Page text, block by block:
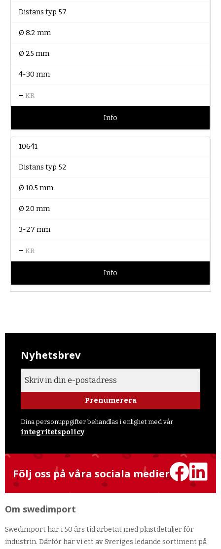
Distans typ 57
Ø 8.2 mm
Ø 25 mm
4-30 mm
– KR
Info
10641
Distans typ 52
Ø 10.5 mm
Ø 20 mm
3-27 mm
– KR
Info
Nyhetsbrev
Prenumerera
Dina personuppgifter behandlas i enlighet med vår
integritetspolicy
Följ oss på våra sociala medier
Om swedimport
Swedimport har i 50 års tid arbetat med plastdetaljer för
industrin. Därför har vi ett av Sveriges ledande sortiment på